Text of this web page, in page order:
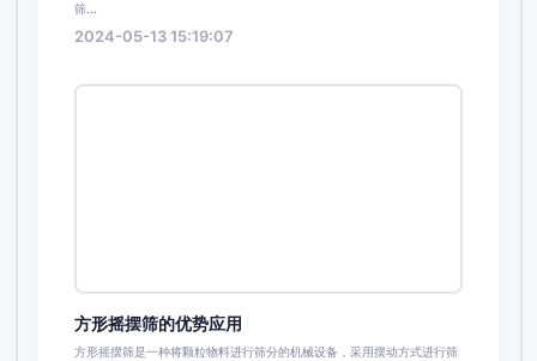
筛...
2024-05-13 15:19:07
方形摇摆筛的优势应用
方形摇摆筛是一种将颗粒物料进行筛分的机械设备，采用摆动方式进行筛